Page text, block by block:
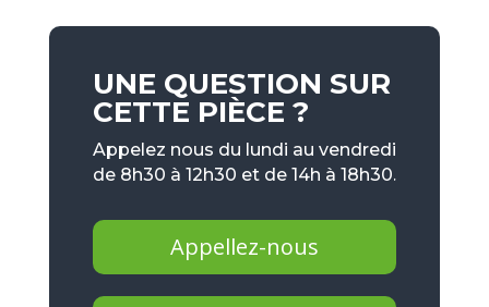
UNE QUESTION SUR
CETTE PIÈCE ?
Appelez nous du lundi au vendredi
de 8h30 à 12h30 et de 14h à 18h30.
Appellez-nous